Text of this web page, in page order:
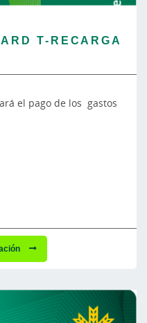
T-RECARGA
el pago de los gastos